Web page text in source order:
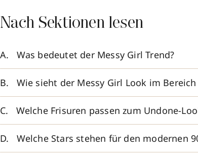
Nach Sektionen lesen
Was bedeutet der Messy Girl Trend?
Wie sieht der Messy Girl Look im
Welche Frisuren passen zum Undone-
Welche Stars stehen für den modernen